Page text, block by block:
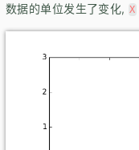
数据的单位发生了变化, X